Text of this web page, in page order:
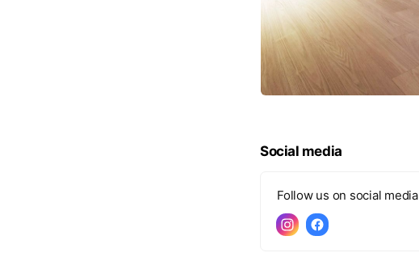
Social media
Follow us on social media